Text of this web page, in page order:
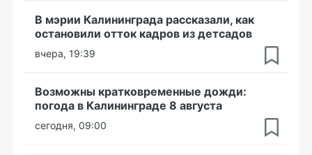
В мэрии Калининграда рассказали, как
остановили отток кадров из детсадов
вчера, 19:39
Возможны кратковременные дожди:
погода в Калининграде 8 августа
сегодня, 09:00